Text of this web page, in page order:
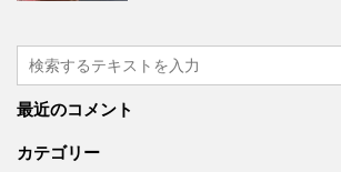
最近のコメント
カテゴリー